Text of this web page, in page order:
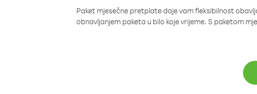
Paket mjesečne pretplate daje vam fleksibilnost
obnavljanjem paketa u bilo koje vrijeme. S paketom